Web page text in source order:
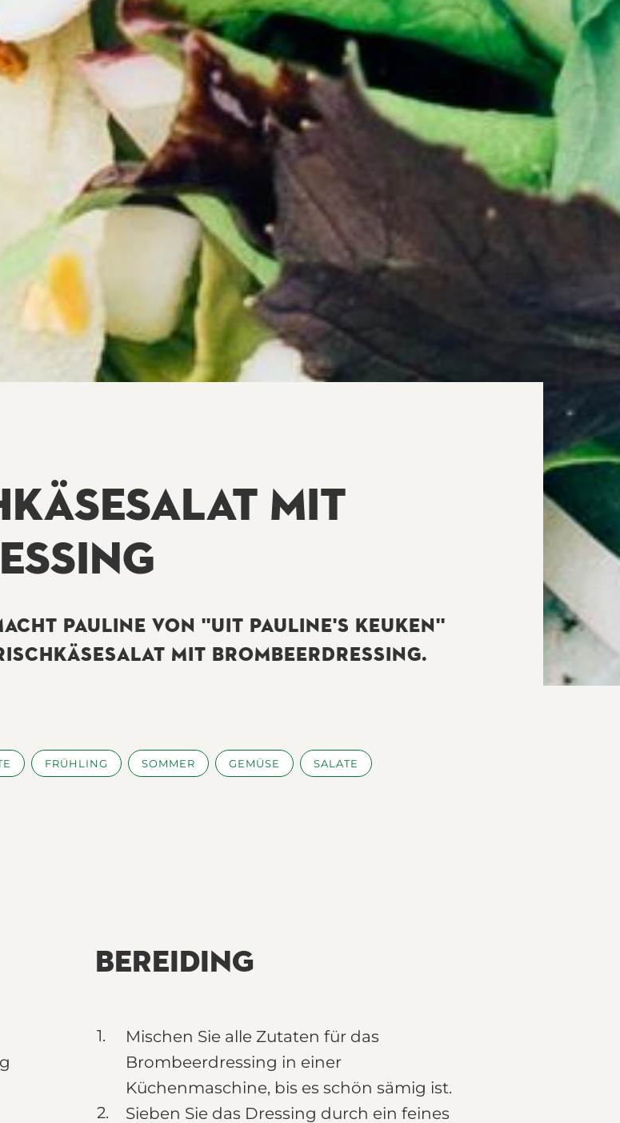
MIT
PAULINE VON ''UIT PAULINE'S KEUKEN''
MIT BROMBEERDRESSING.
FRÜHLING SOMMER GEMÜSE SALATE
BEREIDING
Mischen Sie alle Zutaten für das
Brombeerdressing in einer
Küchenmaschine, bis es schön sämig ist.
Sieben Sie das Dressing durch ein feines